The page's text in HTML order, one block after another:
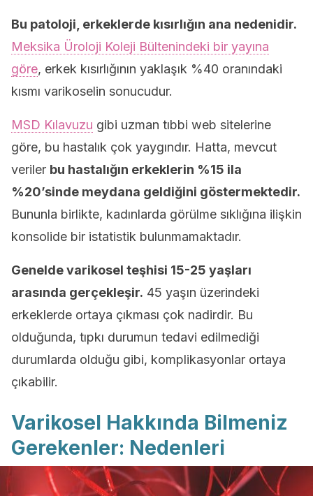
Bu patoloji, erkeklerde kısırlığın ana nedenidir.
Meksika Üroloji Koleji Bültenindeki bir yayına
göre, erkek kısırlığının yaklaşık %40 oranındaki
kısmı varikoselin sonucudur.
MSD Kılavuzu gibi uzman tıbbi web sitelerine
göre, bu hastalık çok yaygındır. Hatta, mevcut
veriler bu hastalığın erkeklerin %15 ila
%20’sinde meydana geldiğini göstermektedir.
Bununla birlikte, kadınlarda görülme sıklığına ilişkin
konsolide bir istatistik bulunmamaktadır.
Genelde varikosel teşhisi 15-25 yaşları
arasında gerçekleşir. 45 yaşın üzerindeki
erkeklerde ortaya çıkması çok nadirdir. Bu
olduğunda, tıpkı durumun tedavi edilmediği
durumlarda olduğu gibi, komplikasyonlar ortaya
çıkabilir.
Varikosel Hakkında Bilmeniz
Gerekenler: Nedenleri